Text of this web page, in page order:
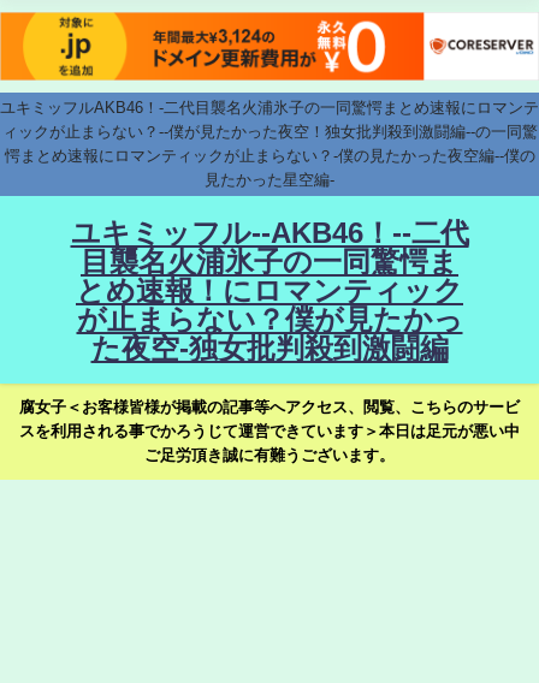
ユキミッフルAKB46！-二代目襲名火浦氷子の一同驚愕まとめ速報にロマンテ
ィックが止まらない？--僕が見たかった夜空！独女批判殺到激闘編--の一同驚
愕まとめ速報にロマンティックが止まらない？-僕の見たかった夜空編--僕の
見たかった星空編-
ユキミッフル--AKB46！--二代
目襲名火浦氷子の一同驚愕ま
とめ速報！にロマンティック
が止まらない？僕が見たかっ
た夜空-独女批判殺到激闘編
腐女子＜お客様皆様が掲載の記事等へアクセス、閲覧、こちらのサービ
スを利用される事でかろうじて運営できています＞本日は足元が悪い中
ご足労頂き誠に有難うございます。